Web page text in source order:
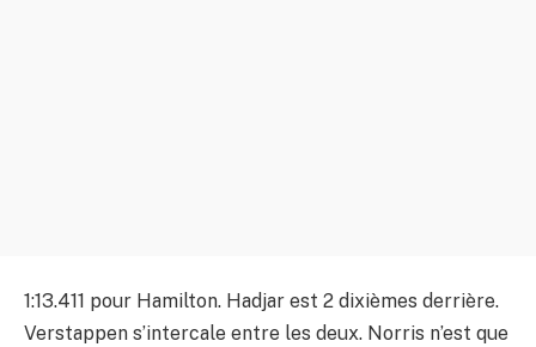
1:13.411 pour Hamilton. Hadjar est 2 dixièmes derrière.
Verstappen s’intercale entre les deux. Norris n’est que